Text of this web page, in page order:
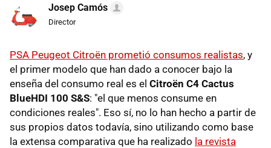
Josep Camós
Director
PSA Peugeot Citroën prometió consumos realistas, y
el primer modelo que han dado a conocer bajo la
enseña del consumo real es el Citroën C4 Cactus
BlueHDI 100 S&S: "el que menos consume en
condiciones reales". Eso sí, no lo han hecho a partir de
sus propios datos todavía, sino utilizando como base
la extensa comparativa que ha realizado la revista